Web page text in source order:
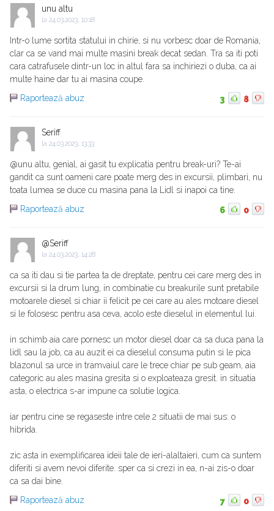
unu altu
la 24.03.2023, 10:18
Intr-o lume sortita statului in chirie, si nu vorbesc doar de Romania,
clar ca se vand mai multe masini break decat sedan. Tra sa iti poti
cara catrafusele dintr-un loc in altul fara sa inchiriezi o duba, ca ai
multe haine dar tu ai masina coupe.
Raportează abuz
3 8
Seriff
la 24.03.2023, 13:33
@unu altu, genial, ai gasit tu explicatia pentru break-uri? Te-ai
gandit ca sunt oameni care poate merg des in excursii, plimbari, nu
toata lumea se duce cu masina pana la Lidl si inapoi ca tine.
Raportează abuz
6 0
@Seriff
la 24.03.2023, 14:28
ca sa iti dau si tie partea ta de dreptate, pentru cei care merg des in
excursii si la drum lung, in combinatie cu breakurile sunt pretabile
motoarele diesel si chiar ii felicit pe cei care au ales motoare diesel
si le folosesc pentru asa ceva, acolo este dieselul in elementul lui.
in schimb aia care pornesc un motor diesel doar ca sa duca pana la
lidl sau la job, ca au auzit ei ca dieselul consuma putin si le pica
blazonul sa urce in tramvaiul care le trece chiar pe sub geam, aia
categoric au ales masina gresita si o exploateaza gresit. in situatia
asta, o electrica s-ar impune ca solutie logica.
iar pentru cine se regaseste intre cele 2 situatii de mai sus: o
hibrida.
zic asta in exemplificarea ideii tale de ieri-alaltaieri, cum ca suntem
diferiti si avem nevoi diferite. sper ca si crezi in ea, n-ai zis-o doar
ca sa dai bine.
Raportează abuz
7 0